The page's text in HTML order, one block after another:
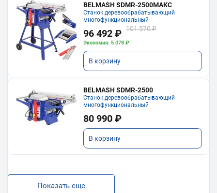
BELMASH SDMR-2500МАКС
Станок деревообрабатывающий
многофункциональный
96 492 ₽ 101 570 ₽
Экономия: 5 078 ₽
В корзину
BELMASH SDMR-2500
Станок деревообрабатывающий
многофункциональный
80 990 ₽
В корзину
Показать еще